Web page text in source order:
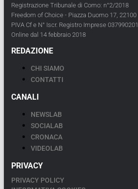
Registrazione Tribunale di Como: n°2/2018
Freedom of Choice - Piazza Duomo 17,
PIVA Cf e N° Iscr. Registro Imprese
Online dal 14 febbraio 2018
REDAZIONE
CHI SIAMO
CONTATTI
CANALI
NEWSLAB
SOCIALAB
CRONACA
VIDEOLAB
PRIVACY
PRIVACY POLICY